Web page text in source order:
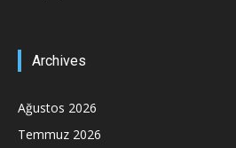
Archives
Ağustos 2026
Temmuz 2026